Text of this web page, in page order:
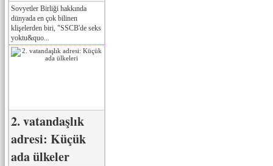
Sovyetler Birliği hakkında
dünyada en çok bilinen
klişelerden biri, "SSCB'de seks
yoktu&quo...
2. vatandaşlık
adresi: Küçük
ada ülkeler